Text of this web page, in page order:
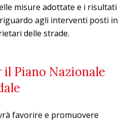
misure adottate e i risultati
agli interventi posti in
delle strade.
Piano Nazionale
favorire e promuovere